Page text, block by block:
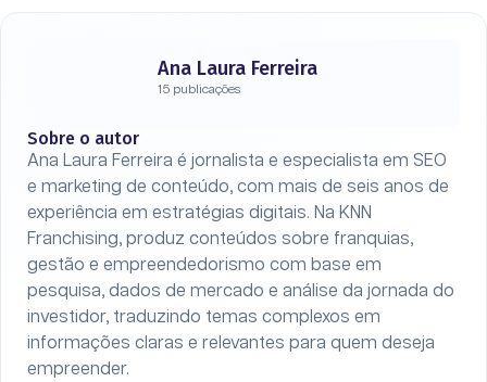
Ana Laura Ferreira
15 publicações
Sobre o autor
Ana Laura Ferreira é jornalista e especialista em SEO
e marketing de conteúdo, com mais de seis anos de
experiência em estratégias digitais. Na KNN
Franchising, produz conteúdos sobre franquias,
gestão e empreendedorismo com base em
pesquisa, dados de mercado e análise da jornada do
investidor, traduzindo temas complexos em
informações claras e relevantes para quem deseja
empreender.